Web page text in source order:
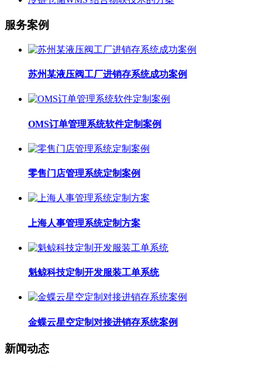
服务案例
苏州某液压阀工厂进销存系统成功案例
OMS订单管理系统软件定制案例
零售门店管理系统定制案例
上海人事管理系统定制方案
魁鲸科技定制开发服装工单系统
金蝶云星空定制对接进销存系统案例
新闻动态